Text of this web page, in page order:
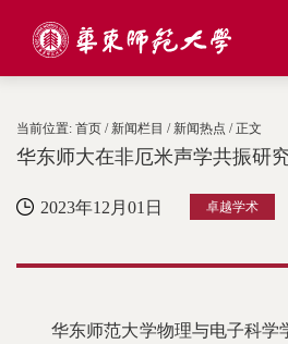
当前位置: 首页 / 新闻栏目 / 新闻热点 / 正文
华东师大在非厄米声学共振研
2023年12月01日 卓越学术
华东师范大学物理与电子科学